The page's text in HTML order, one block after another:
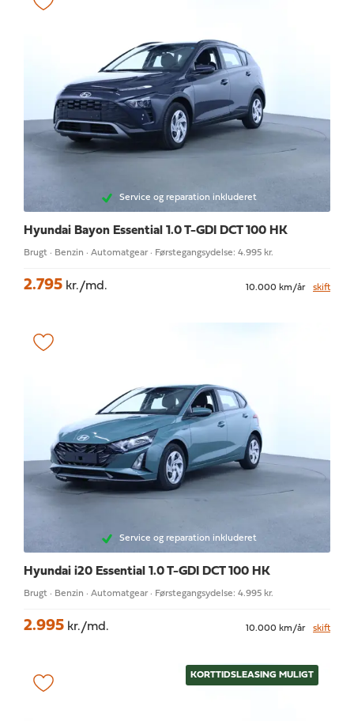
Service og reparation inkluderet
Hyundai Bayon Essential 1.0 T-GDI DCT 100 HK
Brugt · Benzin · Automatgear · Førstegangsydelse: 4.995 kr.
2.795 kr./md. 10.000 km/år skift
Service og reparation inkluderet
Hyundai i20 Essential 1.0 T-GDI DCT 100 HK
Brugt · Benzin · Automatgear · Førstegangsydelse: 4.995 kr.
2.995 kr./md. 10.000 km/år skift
KORTTIDSLEASING MULIGT